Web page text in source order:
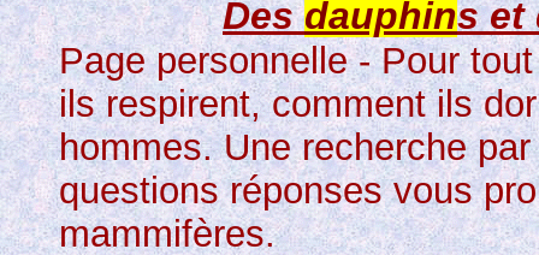
Desdauphins et
Page personnelle - Pour
ils respirent, comment ils
hommes. Une recherche
questions réponses vous
mammifères.